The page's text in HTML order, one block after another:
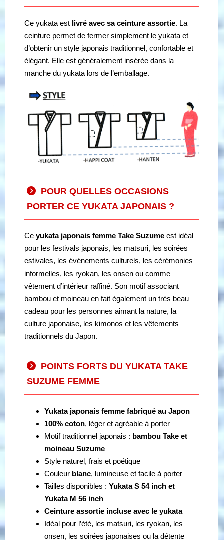
Ce yukata est livré avec sa ceinture assortie. La
ceinture permet de fermer simplement le yukata et
d’obtenir un style japonais traditionnel, confortable et
élégant. Elle est généralement insérée dans la
manche du yukata lors de l’emballage.
POUR QUELLES OCCASIONS
PORTER CE YUKATA JAPONAIS ?
Ceyukata japonais femme Take Suzume est idéal
pour les festivals japonais, les matsuri, les soirées
estivales, les événements culturels, les cérémonies
informelles, les ryokan, les onsen ou comme
vêtement d’intérieur raffiné. Son motif associant
bambou et moineau en fait également un très beau
cadeau pour les personnes aimant la nature, la
culture japonaise, les kimonos et les vêtements
traditionnels du Japon.
POINTS FORTS DU YUKATA TAKE
SUZUME FEMME
Yukata japonais femme fabriqué au Japon
100% coton, léger et agréable à porter
Motif traditionnel japonais : bambou Take et
moineau Suzume
Style naturel, frais et poétique
Couleur blanc, lumineuse et facile à porter
Tailles disponibles :Yukata S 54 inch et
Yukata M 56 inch
Ceinture assortie incluse avec le yukata
Idéal pour l’été, les matsuri, les ryokan, les
onsen, les soirées japonaises ou la détente